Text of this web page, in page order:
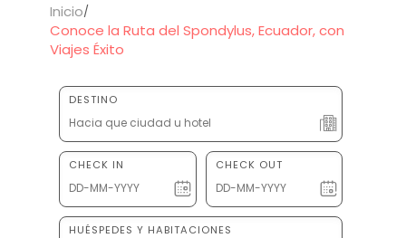
Inicio
Conoce la Ruta del Spondylus, Ecuador, con
Viajes Éxito
DESTINO
CHECK IN CHECK OUT
HUÉSPEDES Y HABITACIONES